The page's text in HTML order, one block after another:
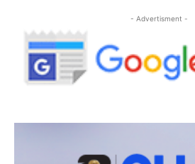
- Advertisment -